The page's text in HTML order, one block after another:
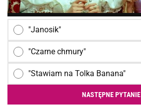
"Janosik"
"Czarne chmury"
"Stawiam na Tolka Banana"
NASTĘPNE PYTANIE